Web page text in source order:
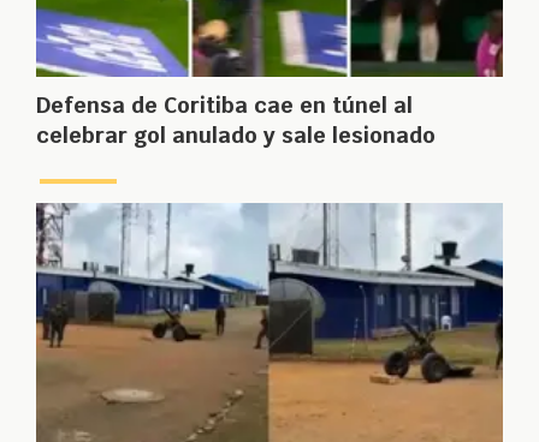
Defensa de Coritiba cae en túnel al
celebrar gol anulado y sale lesionado